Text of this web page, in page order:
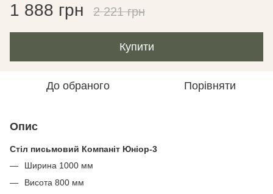
1 888 грн 2 221 грн
Купити
До обраного Порівняти
Опис
Стіл письмовий Компаніт Юніор-3
Ширина 1000 мм
Висота 800 мм